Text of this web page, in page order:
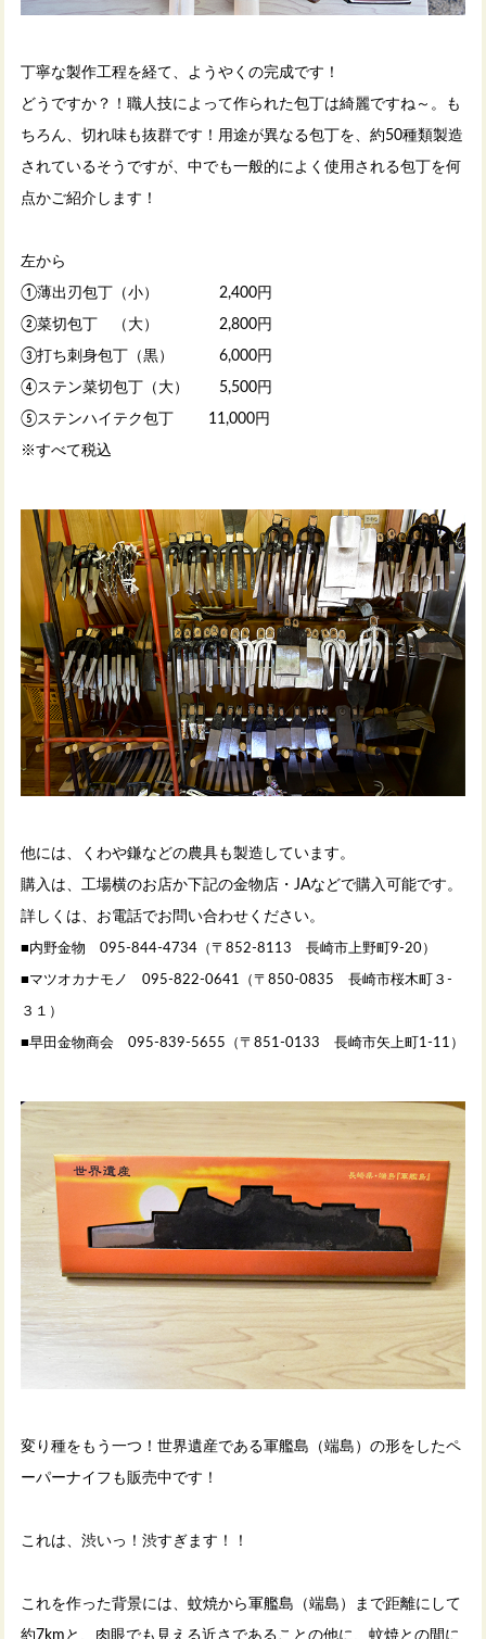
丁寧な製作工程を経て、ようやくの完成です！
どうですか？！職人技によって作られた包丁は綺麗ですね～。も
ちろん、切れ味も抜群です！用途が異なる包丁を、約50種類製造
されているそうですが、中でも一般的によく使用される包丁を何
点かご紹介します！
左から
①薄出刃包丁（小） 2,400円
②菜切包丁 （大） 2,800円
③打ち刺身包丁（黒） 6,000円
④ステン菜切包丁（大） 5,500円
⑤ステンハイテク包丁 11,000円
※すべて税込
他には、くわや鎌などの農具も製造しています。
購入は、工場横のお店か下記の金物店・JAなどで購入可能です。
詳しくは、お電話でお問い合わせください。
■内野金物 095-844-4734（〒852-8113 長崎市上野町9-20）
■マツオカナモノ 095-822-0641（〒850-0835 長崎市桜木町３-
３１）
■早田金物商会 095-839-5655（〒851-0133 長崎市矢上町1-11）
変り種をもう一つ！世界遺産である軍艦島（端島）の形をしたペ
ーパーナイフも販売中です！
これは、渋いっ！渋すぎます！！
これを作った背景には、蚊焼から軍艦島（端島）まで距離にして
約7kmと、肉眼でも見える近さであることの他に、蚊焼との間に